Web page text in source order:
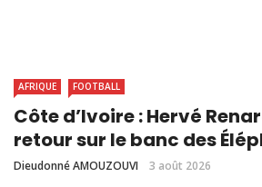
AFRIQUE FOOTBALL
Côte d’Ivoire : Hervé
retour sur le banc des
Dieudonné AMOUZOUVI 3 août 2026